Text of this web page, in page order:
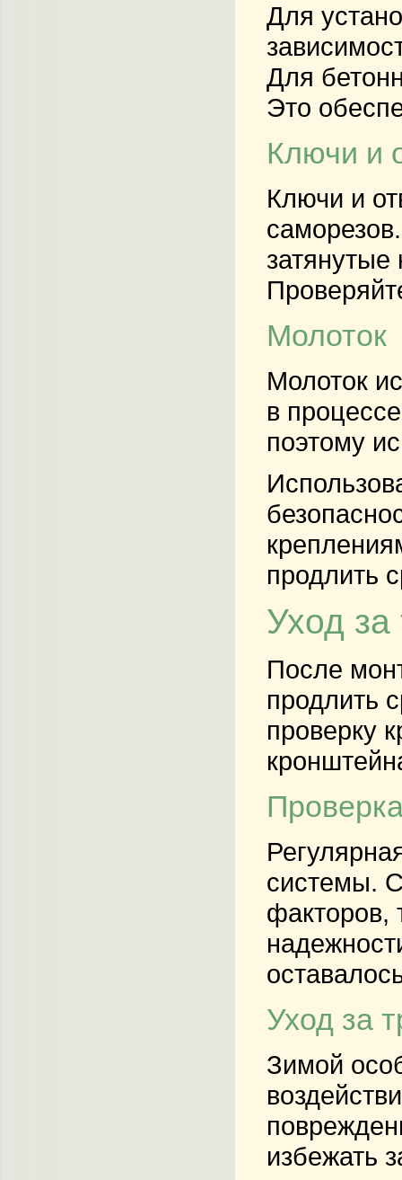
Для
Для
Это
Ключи и
Ключи и
Молоток
Молоток
в
поэтому
продлить
Уход
После
продлить
проверку
системы.
факторов,
Уход за
Зимой
избежать